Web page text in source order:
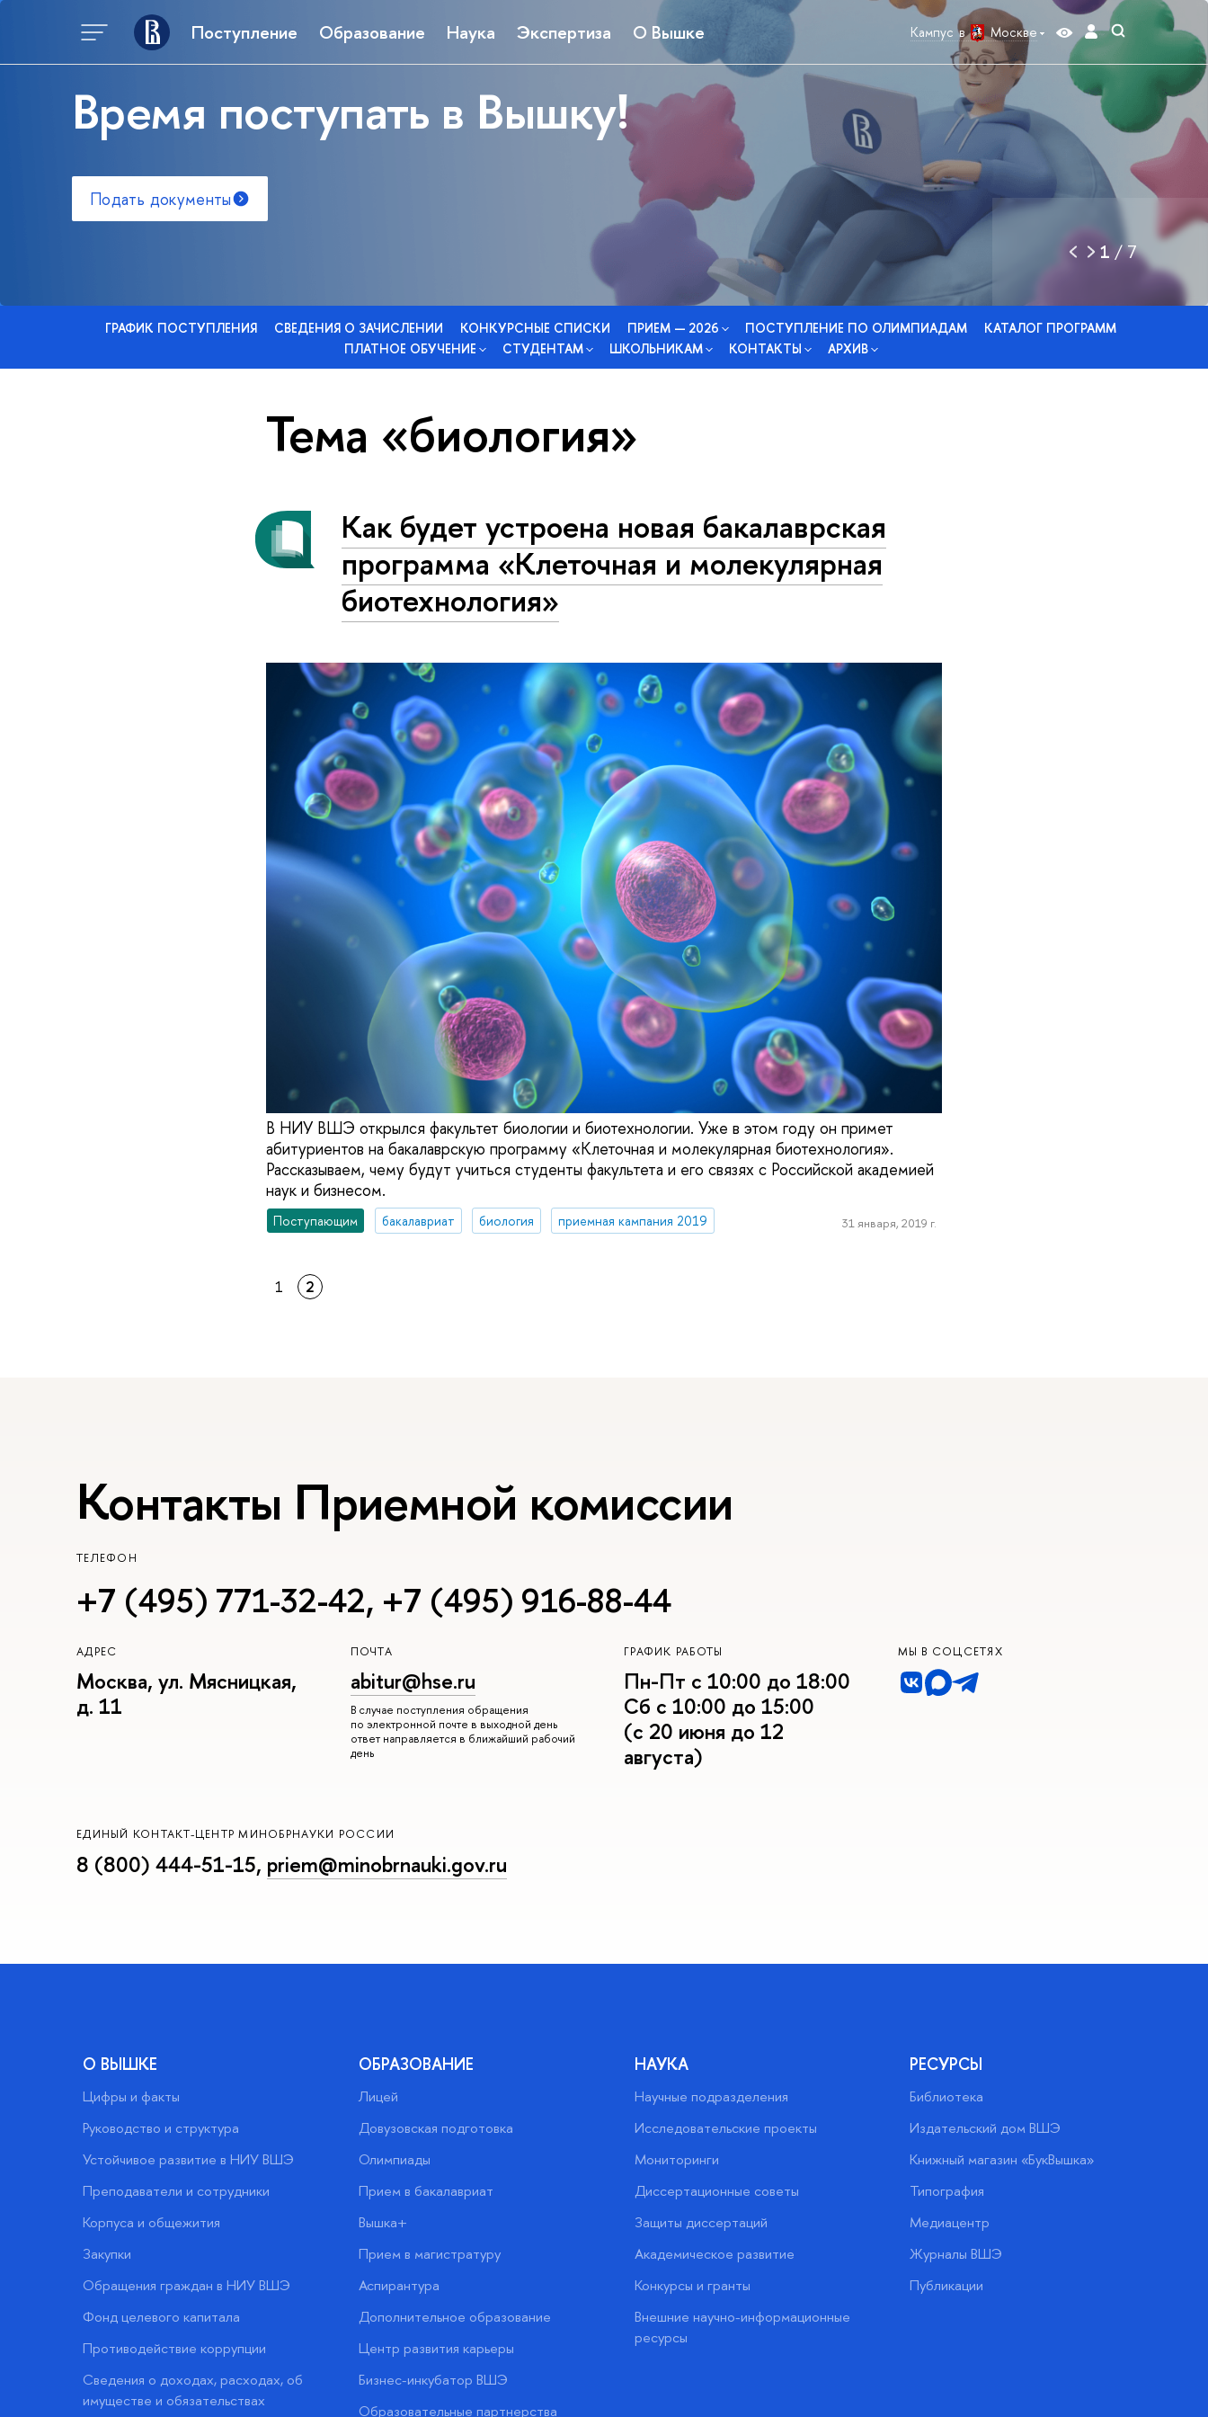
Поступление Образование Наука Экспертиза О Вышке Кампус в Москве
Время поступать в Вышку!
Подать документы
1 /7
ГРАФИК ПОСТУПЛЕНИЯ СВЕДЕНИЯ О ЗАЧИСЛЕНИИ КОНКУРСНЫЕ СПИСКИ ПРИЕМ — 2026 ПОСТУПЛЕНИЕ ПО ОЛИМПИАДАМ
КАТАЛОГ ПРОГРАММ
ПЛАТНОЕ ОБУЧЕНИЕ
СТУДЕНТАМ ШКОЛЬНИКАМ КОНТАКТЫ АРХИВ
Тема «биология»
Как будет устроена новая бакалаврская
программа «Клеточная и молекулярная
биотехнология»
В НИУ ВШЭ открылся факультет биологии и биотехнологии. Уже в этом году он примет
абитуриентов на бакалаврскую программу «Клеточная и молекулярная биотехнология».
Рассказываем, чему будут учиться студенты факультета и его связях с Российской академией
наук и бизнесом.
Поступающим бакалавриат биология приемная кампания 2019 31 января, 2019 г.
1 2
Контакты Приемной комиссии
ТЕЛЕФОН
+7 (495) 771-32-42, +7 (495) 916-88-44
АДРЕС
Москва, ул. Мясницкая,
д. 11
ПОЧТА
abitur@hse.ru
В случае поступления обращения
по электронной почте в выходной день
ответ направляется в ближайший рабочий
день
ГРАФИК РАБОТЫ
Пн-Пт с 10:00 до 18:00
Сб с 10:00 до 15:00
(с 20 июня до 12
августа)
МЫ В СОЦСЕТЯХ
ЕДИНЫЙ КОНТАКТ-ЦЕНТР МИНОБРНАУКИ РОССИИ
8 (800) 444-51-15, priem@minobrnauki.gov.ru
О ВЫШКЕ
Цифры и факты
Руководство и структура
Устойчивое развитие в НИУ ВШЭ
Преподаватели и сотрудники
Корпуса и общежития
Закупки
Обращения граждан в НИУ ВШЭ
Фонд целевого капитала
Противодействие коррупции
Сведения о доходах, расходах, об
имуществе и обязательствах
ОБРАЗОВАНИЕ
Лицей
Довузовская подготовка
Олимпиады
Прием в бакалавриат
Вышка+
Прием в магистратуру
Аспирантура
Дополнительное образование
Центр развития карьеры
Бизнес-инкубатор ВШЭ
Образовательные партнерства
НАУКА
Научные подразделения
Исследовательские проекты
Мониторинги
Диссертационные советы
Защиты диссертаций
Академическое развитие
Конкурсы и гранты
Внешние научно-информационные
ресурсы
РЕСУРСЫ
Библиотека
Издательский дом ВШЭ
Книжный магазин «БукВышка»
Типография
Медиацентр
Журналы ВШЭ
Публикации